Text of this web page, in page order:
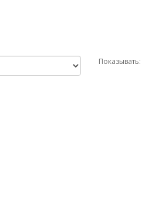
Показывать: